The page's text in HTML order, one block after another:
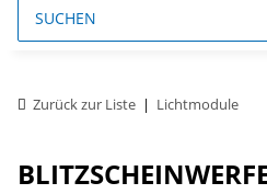
Zurück zur Liste Lichtmodule